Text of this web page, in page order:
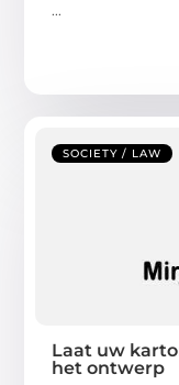
...
SOCIETY / LAW
Laat uw
het ontwerp